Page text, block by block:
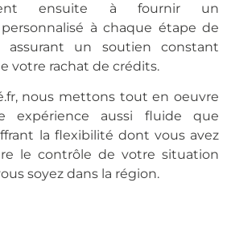
ensuite à fournir un
à chaque étape de
assurant un soutien constant
votre rachat de crédits.
nous mettons tout en oeuvre
expérience aussi fluide que
la flexibilité dont vous avez
le contrôle de votre situation
soyez dans la région.